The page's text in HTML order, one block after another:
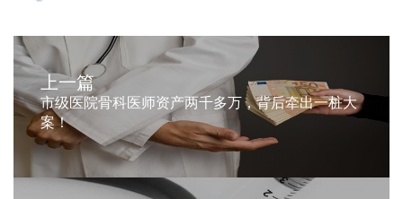
上一篇
市级医院骨科医师资产两千多万，背后牵出一桩大
案！